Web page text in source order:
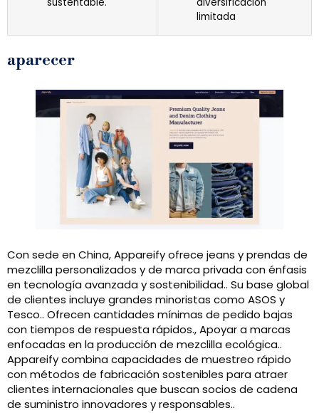
limitada
aparecer
Con sede en China, Appareify ofrece jeans y prendas de
mezclilla personalizados y de marca privada con énfasis
en tecnología avanzada y sostenibilidad.. Su base global
de clientes incluye grandes minoristas como ASOS y
Tesco.. Ofrecen cantidades mínimas de pedido bajas
con tiempos de respuesta rápidos., Apoyar a marcas
enfocadas en la producción de mezclilla ecológica..
Appareify combina capacidades de muestreo rápido
con métodos de fabricación sostenibles para atraer
clientes internacionales que buscan socios de cadena
de suministro innovadores y responsables..